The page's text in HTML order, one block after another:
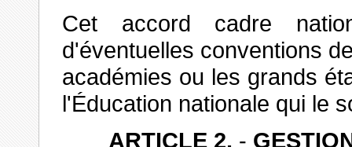
Cet accord cadre
d'éventuelles conventions
académies ou les grands
l'Éducation nationale qui le
ARTICLE 2. -